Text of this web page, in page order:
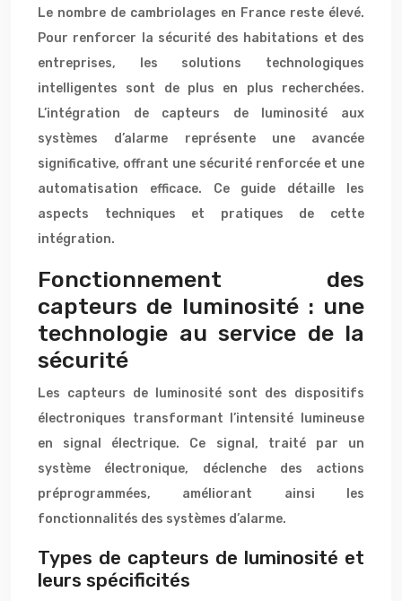
Le nombre de cambriolages en France reste élevé.
Pour renforcer la sécurité des habitations et des
entreprises, les solutions technologiques
intelligentes sont de plus en plus recherchées.
L’intégration de capteurs de luminosité aux
systèmes d’alarme représente une avancée
significative, offrant une sécurité renforcée et une
automatisation efficace. Ce guide détaille les
aspects techniques et pratiques de cette
intégration.
Fonctionnement des
capteurs de luminosité : une
technologie au service de la
sécurité
Les capteurs de luminosité sont des dispositifs
électroniques transformant l’intensité lumineuse
en signal électrique. Ce signal, traité par un
système électronique, déclenche des actions
préprogrammées, améliorant ainsi les
fonctionnalités des systèmes d’alarme.
Types de capteurs de luminosité et
leurs spécificités